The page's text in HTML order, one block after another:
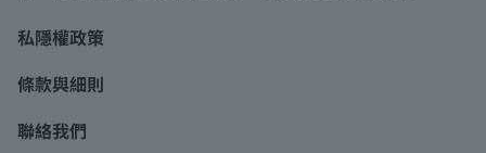
私隱權政策
條款與細則
聯絡我們